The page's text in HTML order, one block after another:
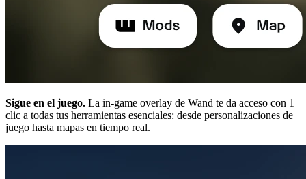
Sigue en el juego. La in-game overlay de Wand te da acceso con 1
clic a todas tus herramientas esenciales: desde personalizaciones de
juego hasta mapas en tiempo real.